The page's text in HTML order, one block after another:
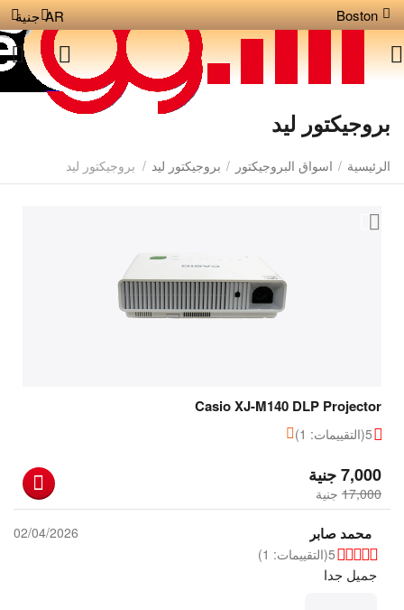
Boston جنية AR
بروجيكتور ليد
الرئيسية / اسواق البروجيكتور / بروجيكتور ليد / بروجيكتور ليد
Casio XJ-M140 DLP Projector
5(التقييمات: 1)
جنية7,000
جنية 17,000
محمد صابر
02/04/2026
5(التقييمات: 1)
جميل جدا